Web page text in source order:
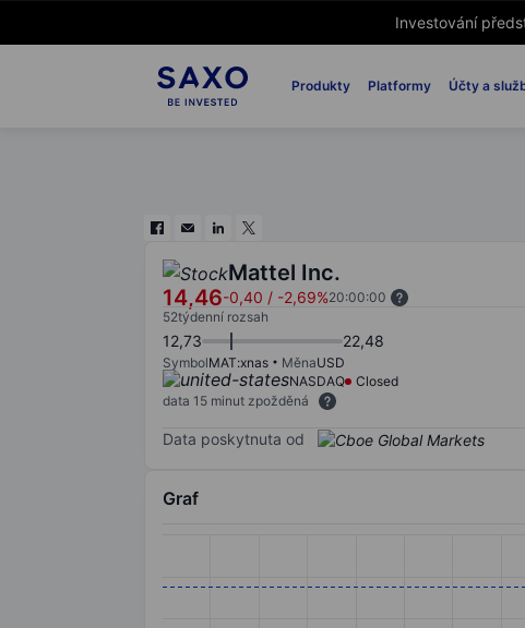
Produkty Platformy Účty a
Investování
Mattel Inc.
14,46-0,40 / -2,69%20:00:00
52týdenní rozsah
12,73 22,48
SymbolMAT:xnas MěnaUSD
NASDAQ
Closed
data 15 minut zpožděná
Data poskytnuta od
Graf
Line chart with 299 data points.